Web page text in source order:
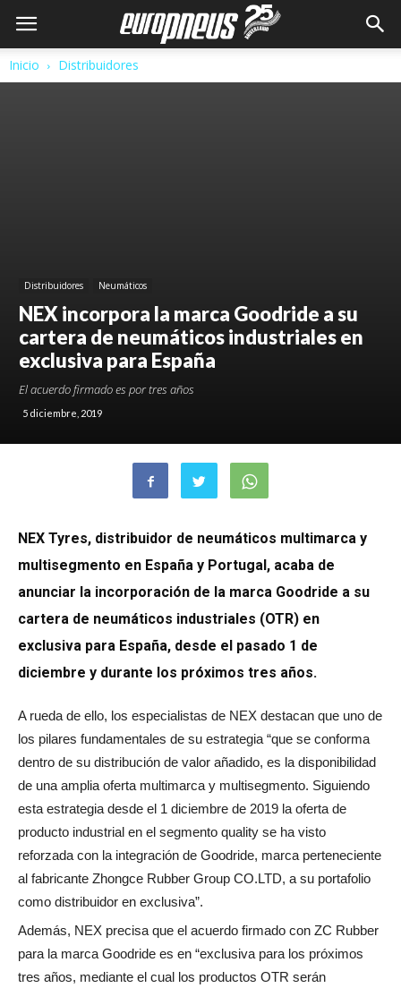
Inicio Distribuidores
Distribuidores Neumáticos
NEX incorpora la marca Goodride a su
cartera de neumáticos industriales en
exclusiva para España
El acuerdo firmado es por tres años
5 diciembre, 2019
NEX Tyres, distribuidor de neumáticos multimarca y
multisegmento en España y Portugal, acaba de
anunciar la incorporación de la marca Goodride a su
cartera de neumáticos industriales (OTR) en
exclusiva para España, desde el pasado 1 de
diciembre y durante los próximos tres años.
A rueda de ello, los especialistas de NEX destacan que uno de
los pilares fundamentales de su estrategia “que se conforma
dentro de su distribución de valor añadido, es la disponibilidad
de una amplia oferta multimarca y multisegmento. Siguiendo
esta estrategia desde el 1 diciembre de 2019 la oferta de
producto industrial en el segmento quality se ha visto
reforzada con la integración de Goodride, marca perteneciente
al fabricante Zhongce Rubber Group CO.LTD, a su portafolio
como distribuidor en exclusiva”.
Además, NEX precisa que el acuerdo firmado con ZC Rubber
para la marca Goodride es en “exclusiva para los próximos
tres años, mediante el cual los productos OTR serán